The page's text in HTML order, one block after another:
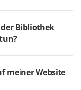
Bibliothek
meiner Website